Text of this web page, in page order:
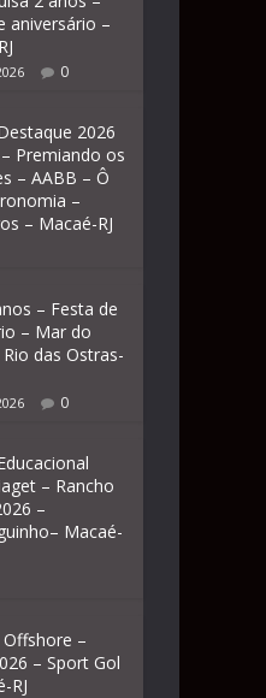
aniversário –
0
2026
Premiando os
– AABB – Ô
–
– Macaé-RJ
– Festa de
– Mar do
das Ostras-
0
– Rancho
–
Macaé-
–
– Sport Gol
RJ